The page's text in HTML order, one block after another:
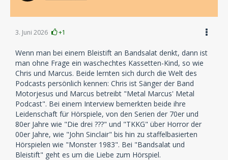
3. Juni 2026 +1
Wenn man bei einem Bleistift an Bandsalat denkt, dann ist
man ohne Frage ein waschechtes Kassetten-Kind, so wie
Chris und Marcus. Beide lernten sich durch die Welt des
Podcasts persönlich kennen: Chris ist Sänger der Band
Motorjesus und Marcus betreibt "Metal Marcus' Metal
Podcast". Bei einem Interview bemerkten beide ihre
Leidenschaft für Hörspiele, von den Serien der 70er und
80er Jahre wie "Die drei ???" und "TKKG" über Horror der
00er Jahre, wie "John Sinclair" bis hin zu staffelbasierten
Hörspielen wie "Monster 1983". Bei "Bandsalat und
Bleistift" geht es um die Liebe zum Hörspiel.